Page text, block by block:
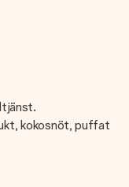
kokosnöt, puffat